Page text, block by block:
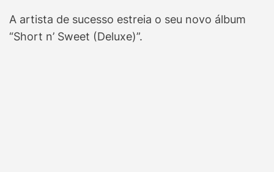
A artista de sucesso estreia o seu novo álbum
“Short n’ Sweet (Deluxe)”.